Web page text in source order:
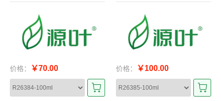
价格： ￥70.00 价格： ￥100.00